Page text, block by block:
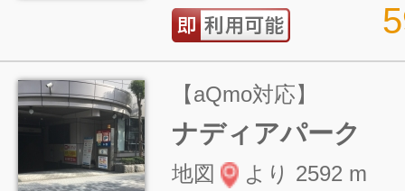
【aQmo対応】
ナディアパーク
地図 より 2592 m